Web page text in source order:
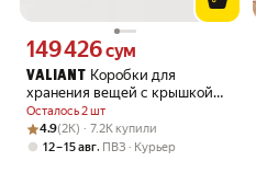
VALIANT
Коробки для
хранения вещей с крышкой
картонные
Осталось 2 шт
Цена 149426 сум вместо
149 426сум
Рейтинг товара: 4.9 из 5
Оценок: (2K) · 7.2K купили
4.9(2K) · 7.2K купили
12 – 15 авг, ПВЗ Курьер